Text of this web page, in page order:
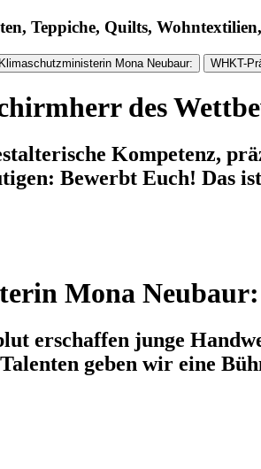
Teppiche, Quilts,
Mona Neubaur: WHKT-
des
Kompetenz,
Bewerbt Euch! Das
Mona Neubaur:
erschaffen junge
geben wir eine